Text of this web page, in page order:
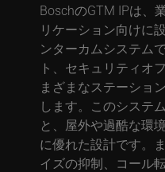
BoschのGTM IPは、
リケーション向けに
ンターカムシステム
ト、セキュリティオ
まざまなステーショ
します。このシステ
と、屋外や過酷な環
に優れた設計です。
イズの抑制、コール